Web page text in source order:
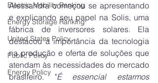
Electric Mobility Ranking
Energy Storage Ranking
United States Policy
Public Policy
Energy Policy
Alessandra começou se apresentando
e explicando seu papel na Solis, uma
fábrica de inversores solares. Ela
destacou a importância da tecnologia
na produção e oferta de soluções que
atendam às necessidades do mercado
brasileiro. "É essencial estarmos